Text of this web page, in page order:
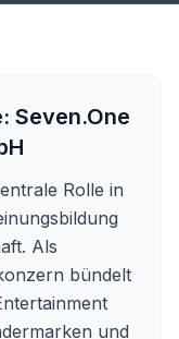
Seven.One
Rolle in
Als
bündelt
und